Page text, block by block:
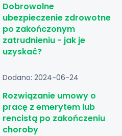
Dobrowolne
ubezpieczenie zdrowotne
po zakończonym
zatrudnieniu - jak je
uzyskać?
Dodano: 2024-06-24
Rozwiązanie umowy o
pracę z emerytem lub
rencistą po zakończeniu
choroby